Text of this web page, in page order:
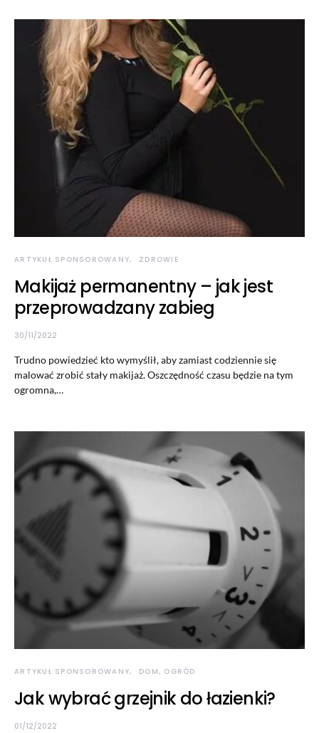
ARTYKUŁ SPONSOROWANY ZDROWIE
Makijaż permanentny – jak jest
przeprowadzany zabieg
30/11/2022
Trudno powiedzieć kto wymyślił, aby zamiast codziennie się
malować zrobić stały makijaż. Oszczędność czasu będzie na tym
ogromna,…
ARTYKUŁ SPONSOROWANY DOM, OGRÓD
Jak wybrać grzejnik do łazienki?
01/12/2022